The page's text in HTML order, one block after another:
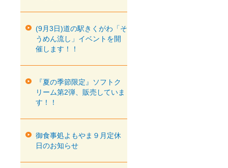
(9月3日)道の駅きくがわ「そ
うめん流し」イベントを開
催します！！
『夏の季節限定』ソフトク
リーム第2弾、販売していま
す！！
御食事処よもやま９月定休
日のお知らせ